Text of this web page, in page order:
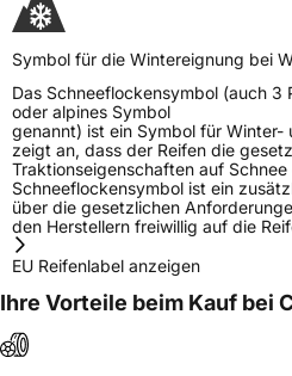
Symbol für die Wintereignung bei
Das Schneeflockensymbol (auch 3
oder alpines Symbol
genannt) ist ein Symbol für Winter-
zeigt an, dass der Reifen die
Traktionseigenschaften auf Schnee
Schneeflockensymbol ist ein
über die gesetzlichen
den Herstellern freiwillig auf die
EU Reifenlabel anzeigen
Ihre Vorteile beim Kauf bei